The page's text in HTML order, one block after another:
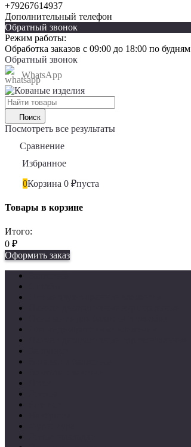
+79267614937
Дополнительный телефон
Обратный звонок
Режим работы:
Обработка заказов с 09:00 до 18:00 по будням
Обратный звонок
WhatsApp
Поиск
Посмотреть все результаты
Сравнение
Избранное
0Корзина 0 ₽пуста
Товары в корзине
Итого:
0 ₽
Оформить заказ